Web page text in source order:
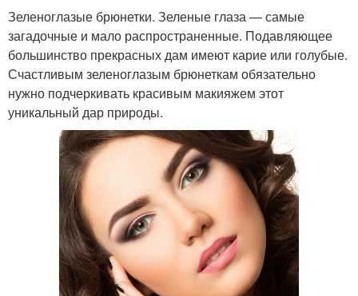
Зеленоглазые брюнетки. Зеленые глаза — самые
загадочные и мало распространенные. Подавляющее
большинство прекрасных дам имеют карие или голубые.
Счастливым зеленоглазым брюнеткам обязательно
нужно подчеркивать красивым макияжем этот
уникальный дар природы.